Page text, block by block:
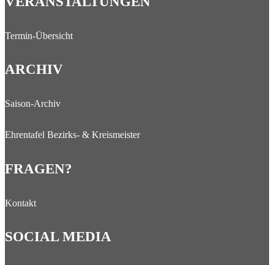
Termin-Übersicht
ARCHIV
Saison-Archiv
Ehrentafel Bezirks- & Kreismeister
FRAGEN?
Kontakt
SOCIAL MEDIA